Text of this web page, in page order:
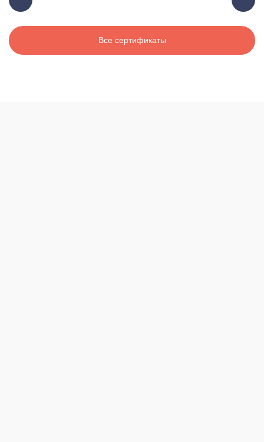
Все сертификаты